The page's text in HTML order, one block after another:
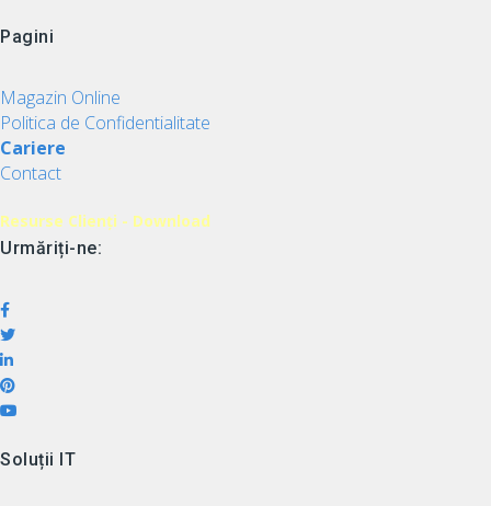
Pagini
Magazin Online
Politica de Confidentialitate
Cariere
Contact
Resurse Clienți - Download
Urmăriți-ne:
Soluții IT